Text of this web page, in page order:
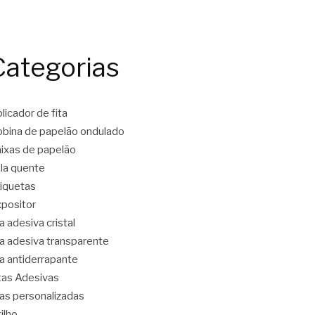
de fita
de papelão ondulado
de papelão
quente
adesiva cristal
adesiva transparente
antiderrapante
Adesivas
personalizadas